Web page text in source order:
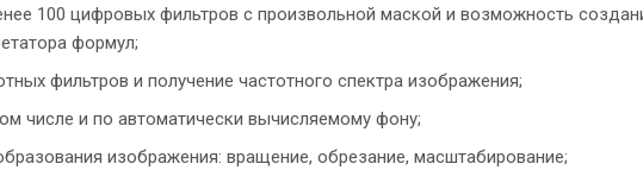
100 цифровых фильтров c произвольной маской и возможность
формул;
фильтров и получение частотного спектра изображения;
числе и по автоматически вычисляемому фону;
изображения: вращение, обрезание, масштабирование;